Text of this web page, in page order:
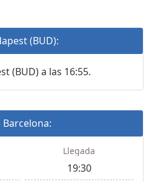
(BUD):
(BUD) a las 16:55.
Llegada
19:30